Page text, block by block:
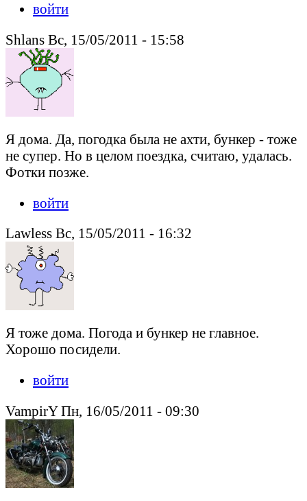
войти
Shlans Вс, 15/05/2011 - 15:58
Я дома. Да, погодка была не ахти, бункер - тоже
не супер. Но в целом поездка, считаю, удалась.
Фотки позже.
войти
Lawless Вс, 15/05/2011 - 16:32
Я тоже дома. Погода и бункер не главное.
Хорошо посидели.
войти
VampirY Пн, 16/05/2011 - 09:30